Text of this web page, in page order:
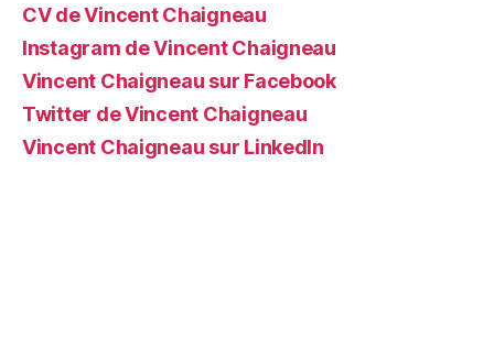
CV de Vincent Chaigneau
Instagram de Vincent Chaigneau
Vincent Chaigneau sur Facebook
Twitter de Vincent Chaigneau
Vincent Chaigneau sur LinkedIn